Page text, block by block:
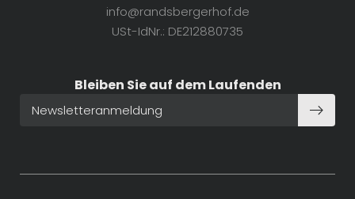
info@randsbergerhof.de
USt-IdNr.: DE212880735
Bleiben Sie auf dem Laufenden
Newsletteranmeldung